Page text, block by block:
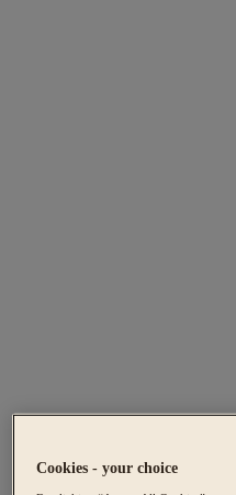
Cookies - your choice